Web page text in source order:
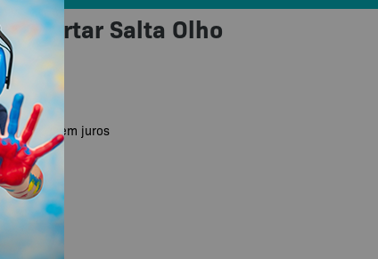
Apertar Salta Olho
29,90 sem juros